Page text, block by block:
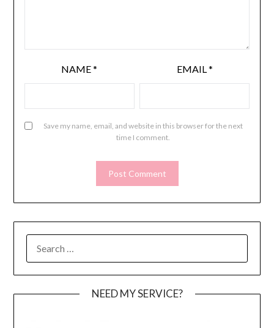
NAME* EMAIL*
Save my name, email, and website in this browser for the next
time I comment.
FOR:
NEED MY SERVICE?